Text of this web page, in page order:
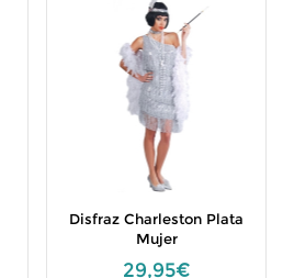
Disfraz Charleston Plata
Mujer
29,95€